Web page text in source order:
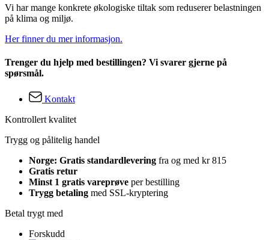
Vi har mange konkrete økologiske tiltak som reduserer belastningen
på klima og miljø.
Her finner du mer informasjon.
Trenger du hjelp med bestillingen? Vi svarer gjerne på
spørsmål.
Kontakt
Kontrollert kvalitet
Trygg og pålitelig handel
Norge: Gratis standardlevering fra og med kr 815
Gratis retur
Minst 1 gratis vareprøve per bestilling
Trygg betaling med SSL-kryptering
Betal trygt med
Forskudd